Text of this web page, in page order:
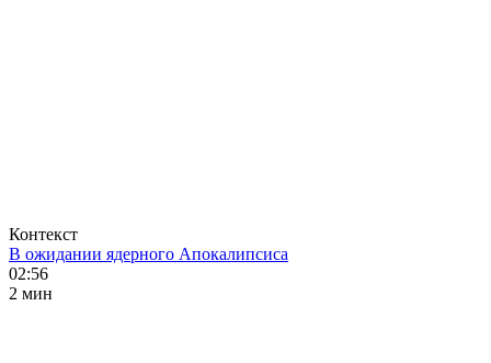
Контекст
В ожидании ядерного Апокалипсиса
02:56
2 мин